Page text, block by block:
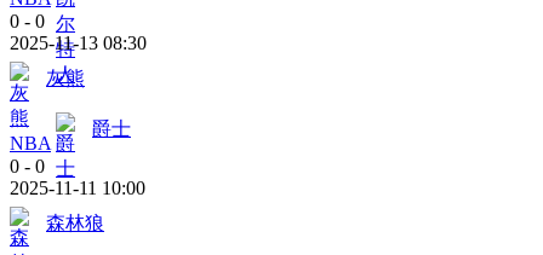
0 - 0
2025-11-13 08:30
灰熊
NBA
爵士
0 - 0
2025-11-11 10:00
森林狼